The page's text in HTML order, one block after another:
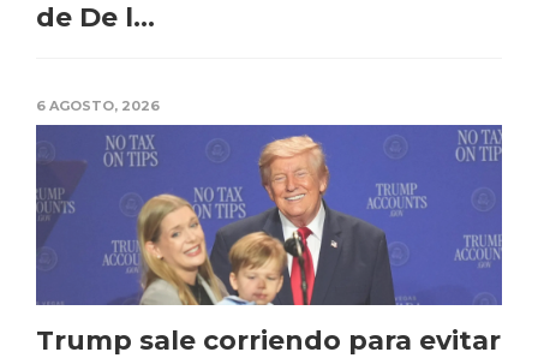
de De l...
6 AGOSTO, 2026
Trump sale corriendo para evitar